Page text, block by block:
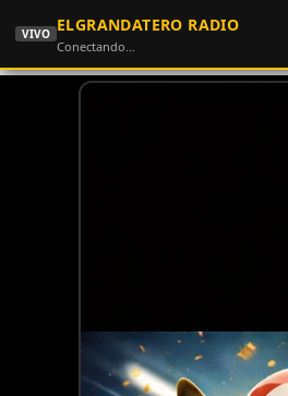
VIVO ELGRANDATERO RADIO
Conectando…